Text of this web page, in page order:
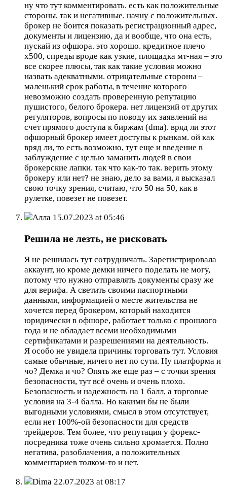
ну что тут комментировать. есть как положительные
стороны, так и негативные. начну с положительных.
брокер не боится показать регистрационный адрес,
документы и лицензию, да и вообще, что она есть,
пускай из офшора. это хорошо. кредитное плечо
х500, спреды вроде как узкие, площадка мт-ная – это
все скорее плюсы, так как такие условия можно
назвать адекватными. отрицательные стороны –
маленький срок работы, в течение которого
невозможно создать проверенную репутацию
пушистого, белого брокера. нет лицензий от других
регуляторов, вопросы по поводу их заявлений на
счет прямого доступа к биржам (dma). вряд ли этот
офшорный брокер имеет доступы к рынкам. ой как
вряд ли, то есть возможно, тут еще и введение в
заблуждение с целью заманить людей в свои
брокерские лапки. так что как-то так. верить этому
брокеру или нет? не знаю, дело за вами, я высказал
свою точку зрения, считаю, что 50 на 50, как в
рулетке, повезет не повезет.
Алла 15.07.2023 at 05:46
Решила не лезть, не рисковать
Я не решилась тут сотрудничать. Зарегистрировала
аккаунт, но кроме демки ничего поделать не могу,
потому что нужно отправлять документы сразу же
для верифа. А светить своими паспортными
данными, информацией о месте жительства не
хочется перед брокером, который находится
юридически в офшоре, работает только с прошлого
года и не обладает всеми необходимыми
сертификатами и разрешениями на деятельность.
Я особо не увидела причины торговать тут. Условия
самые обычные, ничего нет по сути. Ну платформа и
чо? Демка и чо? Опять же еще раз – с точки зрения
безопасности, тут всё очень и очень плохо.
Безопасность и надежность на 1 балл, а торговые
условия на 3-4 балла. Но какими бы не были
выгодными условиями, смысл в этом отсутствует,
если нет 100%-ой безопасности для средств
трейдеров. Тем более, что репутация у форекс-
посредника тоже очень сильно хромается. Полно
негатива, разоблачения, а положительных
комментариев толком-то и нет.
Dima 22.07.2023 at 08:17